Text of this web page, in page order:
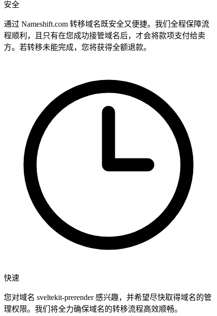
安全
通过 Nameshift.com 转移域名既安全又便捷。我们全程保障流
程顺利，且只有在您成功接管域名后，才会将款项支付给卖
方。若转移未能完成，您将获得全额退款。
快速
您对域名 sveltekit-prerender 感兴趣，并希望尽快取得域名的管
理权限。我们将全力确保域名的转移流程高效顺畅。